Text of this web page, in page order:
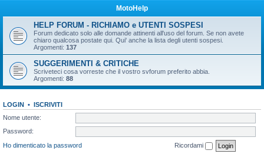
MotoHelp
HELP FORUM - RICHIAMO e UTENTI SOSPESI
Forum dedicato solo alle domande attinenti all'uso del forum. Se non avete
chiaro qualcosa postate qui. Qui' anche la lista degli utenti sospesi.
Argomenti: 137
SUGGERIMENTI & CRITICHE
Scriveteci cosa vorreste che il vostro svforum preferito abbia.
Argomenti: 88
LOGIN •
ISCRIVITI
Nome utente:
Password:
Ho dimenticato la password
Ricordami